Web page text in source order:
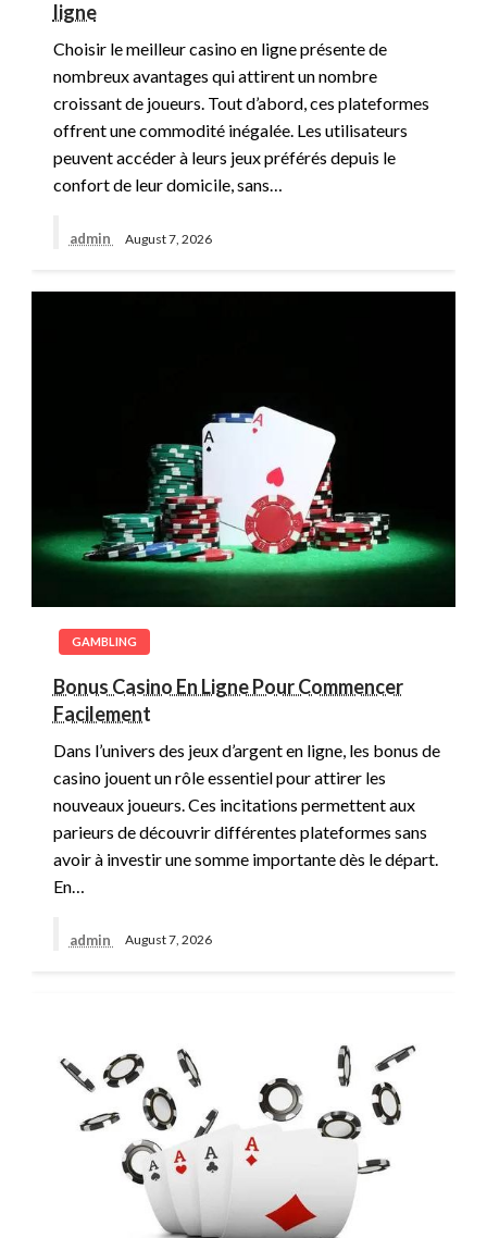
ligne
Choisir le meilleur casino en ligne présente de
nombreux avantages qui attirent un nombre
croissant de joueurs. Tout d’abord, ces plateformes
offrent une commodité inégalée. Les utilisateurs
peuvent accéder à leurs jeux préférés depuis le
confort de leur domicile, sans…
admin August 7, 2026
GAMBLING
Bonus Casino En Ligne Pour Commencer
Facilement
Dans l’univers des jeux d’argent en ligne, les bonus de
casino jouent un rôle essentiel pour attirer les
nouveaux joueurs. Ces incitations permettent aux
parieurs de découvrir différentes plateformes sans
avoir à investir une somme importante dès le départ.
En…
admin August 7, 2026